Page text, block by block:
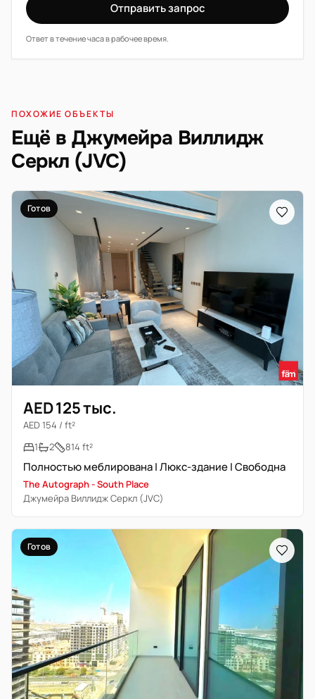
Отправить запрос
Ответ в течение часа в рабочее время.
ПОХОЖИЕ ОБЪЕКТЫ
Ещё в Джумейра Виллидж
Серкл (JVC)
Готов
AED 125 тыс.
AED 154 / ft²
1
2 814 ft²
Полностью меблирована | Люкс-здание | Свободна
The Autograph - South Place
Джумейра Виллидж Серкл (JVC)
Готов